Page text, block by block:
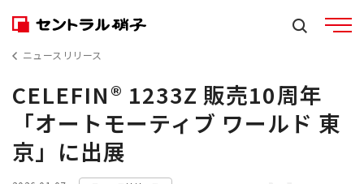
ニュースリリース
CELEFIN® 1233Z 販売10周年
「オートモーティブ ワールド 東
京」に出展